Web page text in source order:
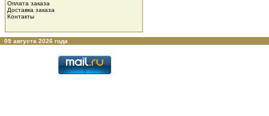
Оплата заказа
Доставка заказа
Контакты
09 августа 2026 года